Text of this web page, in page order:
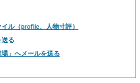
ル（profile、人物寸評）
る
場」へメールを送る